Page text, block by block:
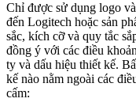
Chỉ được sử dụng logo
đến Logitech hoặc sản
sắc, kích cỡ và quy tắc
đồng ý với các điều
ty và dấu hiệu thiết kế.
kế nào nằm ngoài các
cấm: